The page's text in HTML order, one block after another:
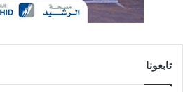
تابعونا